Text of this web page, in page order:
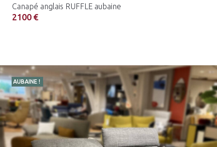
Canapé anglais RUFFLE aubaine
2100 €
AUBAINE !